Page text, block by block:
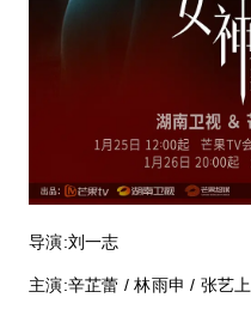
导演:刘一志
主演:辛芷蕾 / 林雨申 / 张艺上